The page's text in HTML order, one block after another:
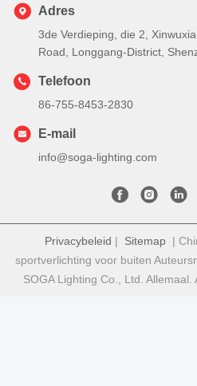
Adres
3de Verdieping, die 2,
Road, Longgang-District,
Telefoon
86-755-8453-2830
E-mail
info@soga-lighting.com
Privacybeleid | Sitemap |
sportverlichting voor buiten
SOGA Lighting Co., Ltd. Allemaal.